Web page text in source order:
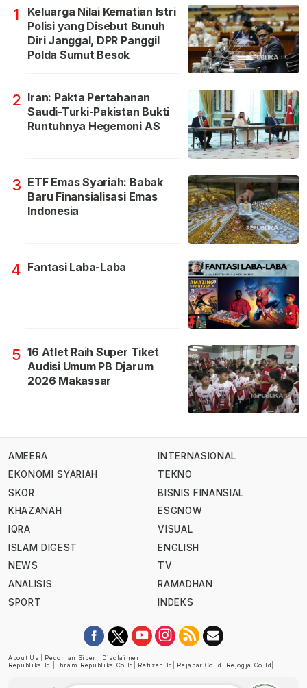
1
Keluarga Nilai Kematian Istri
Polisi yang Disebut Bunuh
Diri Janggal, DPR Panggil
Polda Sumut Besok
2 Iran: Pakta Pertahanan
Saudi-Turki-Pakistan Bukti
Runtuhnya Hegemoni AS
3 ETF Emas Syariah: Babak
Baru Finansialisasi Emas
Indonesia
4 Fantasi Laba-Laba
5 16 Atlet Raih Super Tiket
Audisi Umum PB Djarum
2026 Makassar
AMEERA
EKONOMI SYARIAH
SKOR
KHAZANAH
IQRA
ISLAM DIGEST
NEWS
ANALISIS
SPORT
INTERNASIONAL
TEKNO
BISNIS FINANSIAL
ESGNOW
VISUAL
ENGLISH
TV
RAMADHAN
INDEKS
About Us Pedoman Siber
Disclaimer
Republika.id
Ihram.republika.co.id Retizen.id Rejabar.co.id Rejogja.co.id